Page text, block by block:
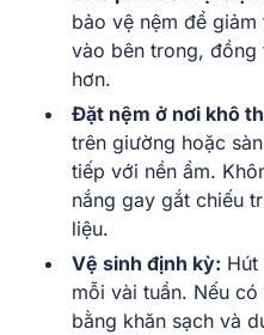
bảo vệ nệm để
vào bên trong, đồng
hơn.
Đặt nệm ở nơi khô
trên giường hoặc
tiếp với nền ẩm.
nắng gay gắt chiếu
liệu.
Vệ sinh định kỳ:
mỗi vài tuần. Nếu
bằng khăn sạch và